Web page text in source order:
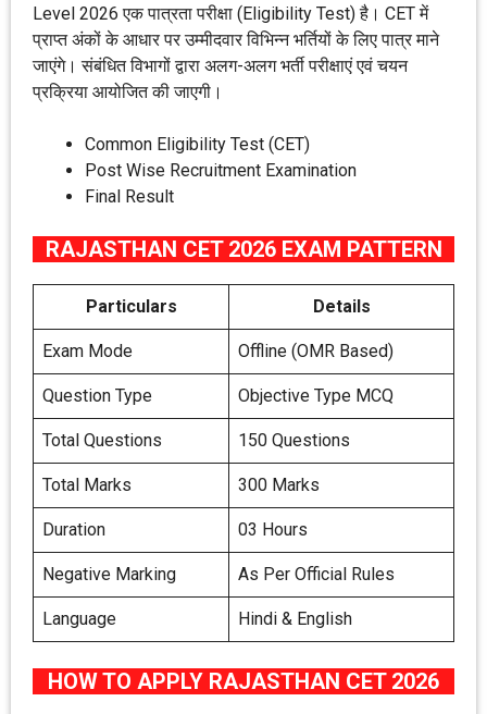
Level 2026 एक पात्रता परीक्षा (Eligibility Test) है। CET में
प्राप्त अंकों के आधार पर उम्मीदवार विभिन्न भर्तियों के लिए पात्र माने
जाएंगे। संबंधित विभागों द्वारा अलग-अलग भर्ती परीक्षाएं एवं चयन
प्रक्रिया आयोजित की जाएगी।
Common Eligibility Test (CET)
Post Wise Recruitment Examination
Final Result
RAJASTHAN CET 2026 EXAM PATTERN
Particulars Details
Exam Mode Offline (OMR Based)
Question Type Objective Type MCQ
Total Questions 150 Questions
Total Marks 300 Marks
Duration 03 Hours
Negative Marking As Per Official Rules
Language Hindi & English
HOW TO APPLY RAJASTHAN CET 2026